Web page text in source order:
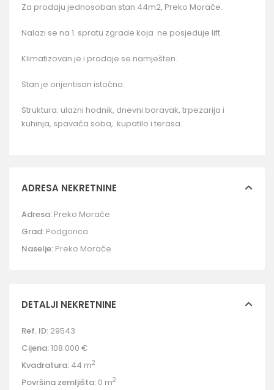
Za prodaju jednosoban stan 44m2, Preko Morače.
Nalazi se na 1. spratu zgrade koja ne posjeduje lift.
Klimatizovan je i prodaje se namješten.
Stan je orijentisan istočno.
Struktura: ulazni hodnik, dnevni boravak, trpezarija i
kuhinja, spavaća soba, kupatilo i terasa.
ADRESA NEKRETNINE
Adresa: Preko Morače
Grad: Podgorica
Naselje: Preko Morače
DETALJI NEKRETNINE
Ref. ID: 29543
Cijena:108.000 €
Kvadratura: 44 m2
Površina zemljišta: 0 m2